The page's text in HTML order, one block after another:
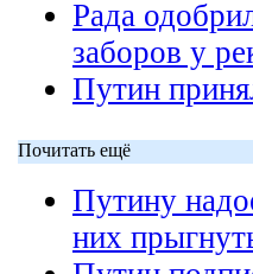
Рада
заборов у
Путин
Почитать ещё
Путину
них